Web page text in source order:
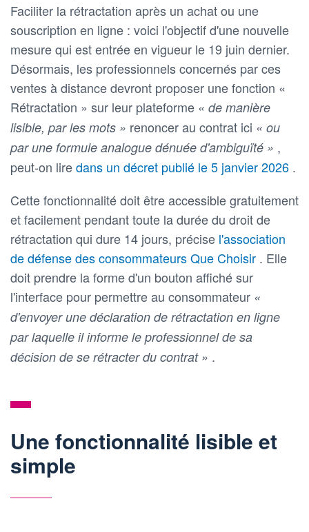
Faciliter la rétractation après un achat ou une
souscription en ligne : voici l'objectif d'une nouvelle
mesure qui est entrée en vigueur le 19 juin dernier.
Désormais, les professionnels concernés par ces
ventes à distance devront proposer une fonction «
Rétractation » sur leur plateforme « de manière
lisible, par les mots » renoncer au contrat ici « ou
par une formule analogue dénuée d'ambiguïté » ,
peut-on liredans un décret publié le 5 janvier 2026 .
Cette fonctionnalité doit être accessible gratuitement
et facilement pendant toute la durée du droit de
rétractation qui dure 14 jours, précise l'association
de défense des consommateurs Que Choisir . Elle
doit prendre la forme d'un bouton affiché sur
l'interface pour permettre au consommateur «
d'envoyer une déclaration de rétractation en ligne
par laquelle il informe le professionnel de sa
décision de se rétracter du contrat » .
Une fonctionnalité lisible et
simple